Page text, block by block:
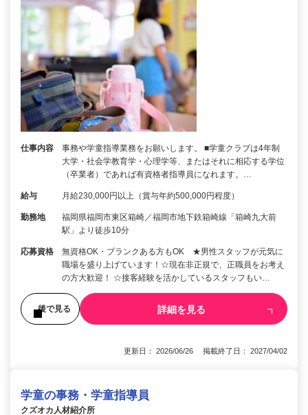
仕事内容
事務や学童指導業務をお願いします。 ■学童クラブは4年制
大学・社会学教育学・心理学等、またはそれに相応する学位
（卒業者）であれば有資格者指導員になれます。…
給与 月給230,000円以上（賞与年約500,000円程度）
勤務地
福岡県福岡市東区箱崎／福岡市地下鉄箱崎線「箱崎九大前
駅」より徒歩10分
応募資格
無資格OK・ブランクある方もOK ★男性スタッフが元気に
職場を盛り上げています！☆現在非正規で、正職員をお考え
の方大歓迎！ ☆接客経験を活かしているスタッフもい…
後で見る 詳細を見る
更新日： 2026/06/26 掲載終了日： 2027/04/02
学童の事務・学童指導員
クズオカ人材紹介所